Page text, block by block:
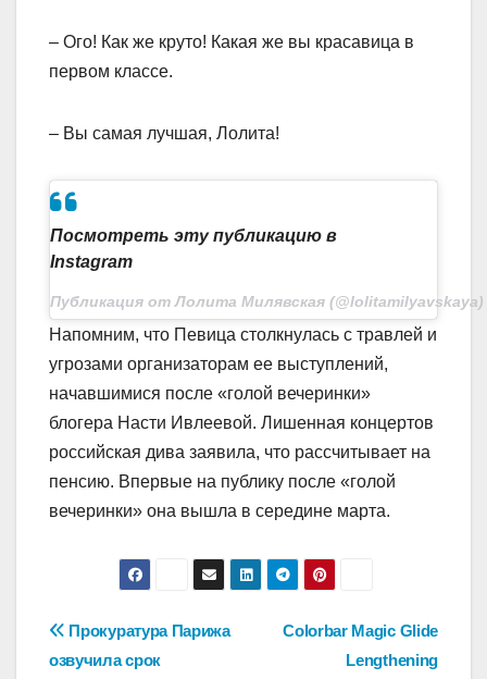
– Ого! Как же круто! Какая же вы красавица в
первом классе.
– Вы самая лучшая, Лолита!
Посмотреть эту публикацию в
Instagram
Публикация от Лолита Милявская (@lolitamilyavskaya)
Напомним, что Певица столкнулась с травлей и
угрозами организаторам ее выступлений,
начавшимися после «голой вечеринки»
блогера Насти Ивлеевой. Лишенная концертов
российская дива заявила, что рассчитывает на
пенсию. Впервые на публику после «голой
вечеринки» она вышла в середине марта.
Навигация
Colorbar Magic Glide
Lengthening
Прокуратура Парижа
озвучила срок